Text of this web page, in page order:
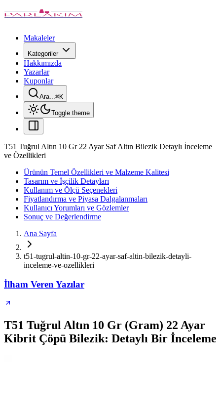
Makaleler
Kategoriler
Hakkımızda
Yazarlar
Kuponlar
Ara...⌘K
Toggle theme
T51 Tuğrul Altın 10 Gr 22 Ayar Saf Altın Bilezik Detaylı İnceleme
ve Özellikleri
Ürünün Temel Özellikleri ve Malzeme Kalitesi
Tasarım ve İşçilik Detayları
Kullanım ve Ölçü Seçenekleri
Fiyatlandırma ve Piyasa Dalgalanmaları
Kullanıcı Yorumları ve Gözlemler
Sonuç ve Değerlendirme
Ana Sayfa
t51-tugrul-altin-10-gr-22-ayar-saf-altin-bilezik-detayli-
inceleme-ve-ozellikleri
İlham Veren Yazılar
T51 Tuğrul Altın 10 Gr (Gram) 22 Ayar
Kibrit Çöpü Bilezik: Detaylı Bir İnceleme